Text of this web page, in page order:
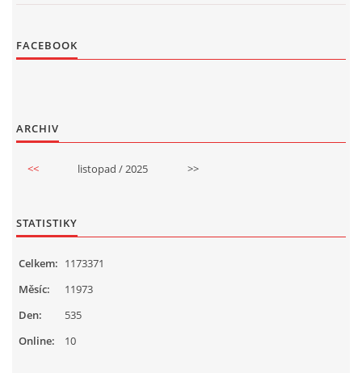
FACEBOOK
ARCHIV
<< listopad / 2025 >>
STATISTIKY
Online: 10
Celkem: 1173371
Měsíc:
11973
Den:
535